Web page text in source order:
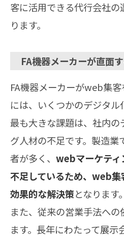
客に活用できる代行会社
ります。
FA機器メーカーが直面
FA機器メーカーがweb集
には、いくつかのデジタル
最も大きな課題は、社内の
グ人材の不足です。製造業
者が多く、 webマーケティ
不足しているため、web
効果的な解決策となります。
また、従来の営業手法への
ます。長年にわたって展示